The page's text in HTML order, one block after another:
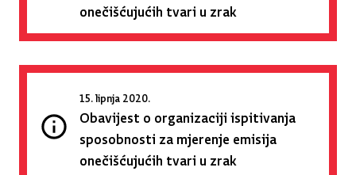
onečišćujućih tvari u zrak
15. lipnja 2020.
Obavijest o organizaciji ispitivanja
sposobnosti za mjerenje emisija
onečišćujućih tvari u zrak